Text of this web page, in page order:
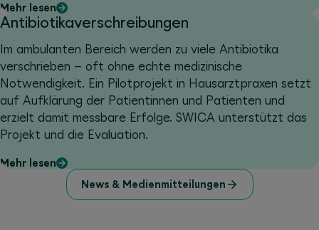
Mehr lesen
Antibiotikaverschreibungen
Im ambulanten Bereich werden zu viele Antibiotika
verschrieben – oft ohne echte medizinische
Notwendigkeit. Ein Pilotprojekt in Hausarztpraxen setzt
auf Aufklärung der Patientinnen und Patienten und
erzielt damit messbare Erfolge. SWICA unterstützt das
Projekt und die Evaluation.
Mehr lesen
News & Medienmitteilungen